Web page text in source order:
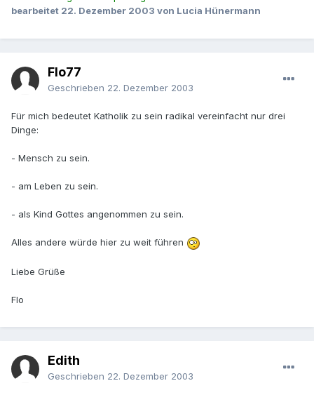
bearbeitet 22. Dezember 2003 von Lucia Hünermann
Flo77
Geschrieben 22. Dezember 2003
Für mich bedeutet Katholik zu sein radikal vereinfacht nur drei
Dinge:
- Mensch zu sein.
- am Leben zu sein.
- als Kind Gottes angenommen zu sein.
Alles andere würde hier zu weit führen
Liebe Grüße
Flo
Edith
Geschrieben 22. Dezember 2003